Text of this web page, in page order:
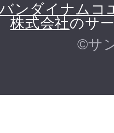
ンダイナムコ
株式会社のサ
©サ